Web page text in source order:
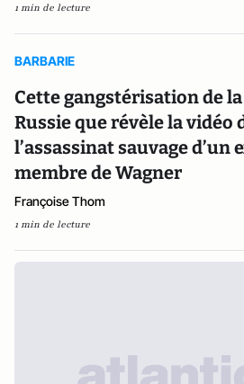
1 min de lecture
BARBARIE
Cette gangstérisation de la
Russie que révèle la vidéo
l’assassinat sauvage d’un
membre de Wagner
Françoise Thom
1 min de lecture